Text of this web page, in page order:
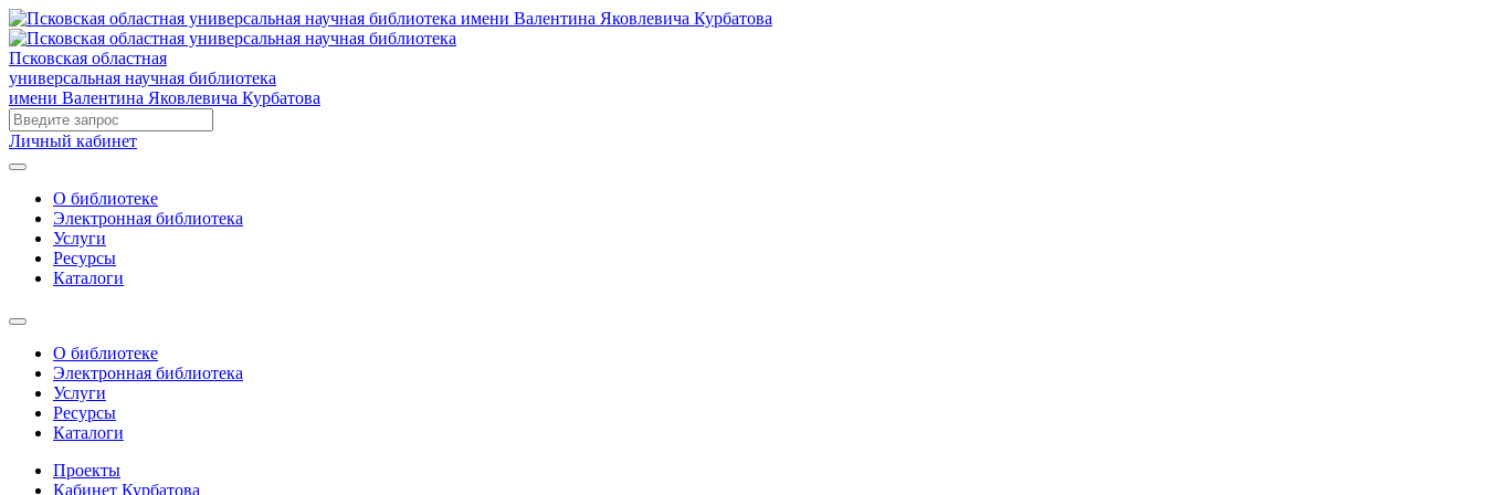
Псковская областная
универсальная научная библиотека
имени Валентина Яковлевича Курбатова
Личный кабинет
О библиотеке
Электронная библиотека
Услуги
Ресурсы
Каталоги
О библиотеке
Электронная библиотека
Услуги
Ресурсы
Каталоги
Проекты
Кабинет Курбатова